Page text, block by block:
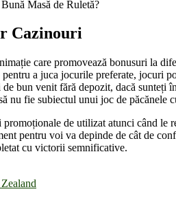
Masă de Ruletă?
Cazinouri
care promovează bonusuri la
a juca jocurile preferate, jocuri
bun venit fără depozit, dacă sunteți
nu fie subiectul unui joc de păcănele
de utilizat atunci când
pentru voi va depinde de cât de
cu victorii semnificative.